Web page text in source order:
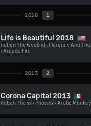
2018 1
Life is Beautiful 2018
nebenThe Weeknd · Florence And
·Arcade Fire
2013 2
Corona Capital 2013
nebenThe xx· Phoenix·Arctic